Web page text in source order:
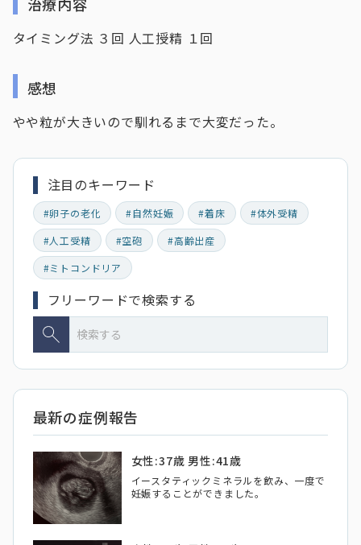
タイミング法 ３回 人工授精 １回
感想
やや粒が大きいので馴れるまで大変だった。
注目のキーワード
#卵子の老化 #自然妊娠 #着床
#体外受精
#人工受精
#空砲
#高齢出産
#ミトコンドリア
フリーワードで検索する
最新の症例報告
女性:37歳 男性:41歳
イースタティックミネラルを飲み、一度で
妊娠することができました。